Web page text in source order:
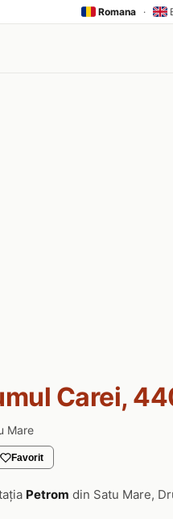
Romana ·
Carei,
Mare
Favorit
Petrom din Satu Mare,